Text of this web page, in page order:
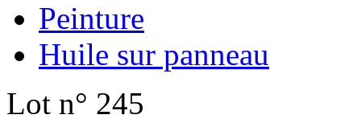
Peinture
Huile sur panneau
Lot n° 245